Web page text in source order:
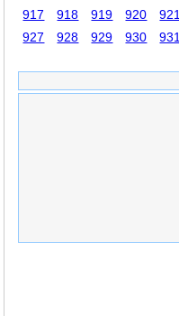
917
918 919 920 921
927
928 929 930 931